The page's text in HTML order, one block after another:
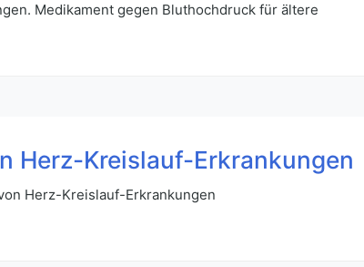
Medikament gegen Bluthochdruck für ältere
Herz-Kreislauf-Erkrankungen
Herz-Kreislauf-Erkrankungen